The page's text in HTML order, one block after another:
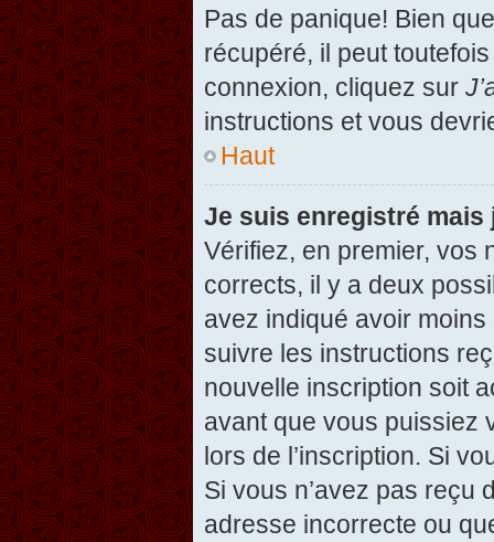
Pas de panique! Bien
récupéré, il peut
connexion, cliquez sur
instructions et vous
Haut
Je suis enregistré mais
Vérifiez, en premier, vos
corrects, il y a deux
avez indiqué avoir
suivre les instructions
nouvelle inscription soit
avant que vous puissiez
lors de l’inscription. Si
Si vous n’avez pas reçu
adresse incorrecte ou